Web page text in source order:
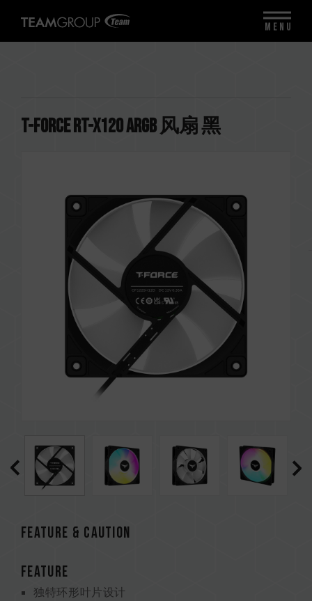
T-FORCE RT-X120 ARGB 风扇 黑
Feature & CAUTION
FEATURE
独特环形叶片设计
MENU